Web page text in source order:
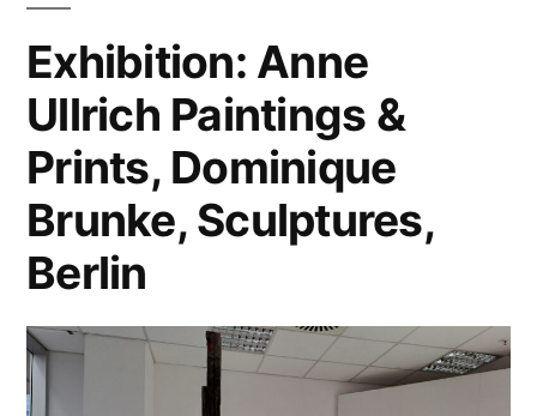
Exhibition: Anne
Ullrich Paintings &
Prints, Dominique
Brunke, Sculptures,
Berlin